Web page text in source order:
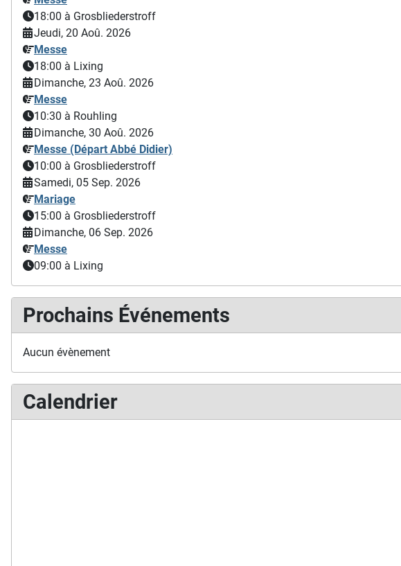
18:00 à Grosbliederstroff
Jeudi, 20 Aoû. 2026
Messe
18:00 à Lixing
Dimanche, 23 Aoû. 2026
Messe
10:30 à Rouhling
Dimanche, 30 Aoû. 2026
Messe (Départ Abbé Didier)
10:00 à Grosbliederstroff
Samedi, 05 Sep. 2026
Mariage
15:00 à Grosbliederstroff
Dimanche, 06 Sep. 2026
Messe
09:00 à Lixing
Prochains Événements
Aucun évènement
Calendrier